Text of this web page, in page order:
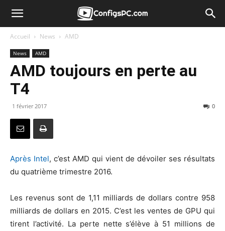
Accueil News AMD
News AMD
AMD toujours en perte au
T4
1 février 2017 0
Après Intel, c’est AMD qui vient de dévoiler ses résultats
du quatrième trimestre 2016.
Les revenus sont de 1,11 milliards de dollars contre 958
milliards de dollars en 2015. C’est les ventes de GPU qui
tirent l’activité. La perte nette s’élève à 51 millions de